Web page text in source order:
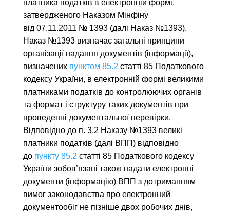
платника податків в електронній формі,
затвердженого Наказом Мінфіну
від 07.11.2011 № 1393 (далі Наказ №1393).
Наказ №1393 визначає загальні принципи
організації надання документів (інформації),
визначених пунктом 85.2 статті 85 Податкового
кодексу України, в електронній формі великими
платниками податків до контролюючих органів
та формат і структуру таких документів при
проведенні документальної перевірки.
Відповідно до п. 3.2 Наказу №1393 великі
платники податків (далі ВПП) відповідно
до пункту 85.2 статті 85 Податкового кодексу
України зобов’язані також надати електронні
документи (інформацію) ВПП з дотриманням
вимог законодавства про електронний
документообіг не пізніше двох робочих днів,